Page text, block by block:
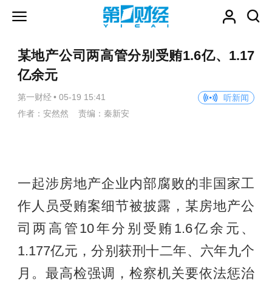
某地产公司两高管分别受贿1.6亿、1.17
亿余元
第一财经 • 05-19 15:41
听新闻
作者：安然然 责编：秦新安
一起涉房地产企业内部腐败的非国家工
作人员受贿案细节被披露，某房地产公
司两高管10年分别受贿1.6亿余元、
1.177亿元，分别获刑十二年、六年九个
月。最高检强调，检察机关要依法惩治